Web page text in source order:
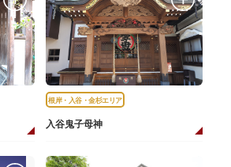
根岸・入谷・金杉エリア
入谷鬼子母神